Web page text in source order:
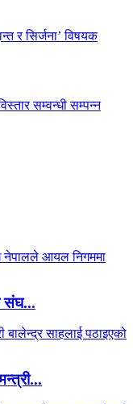
र सिर्जना’ विषयक
सम्वन्धी सम्पन्न
संघ...